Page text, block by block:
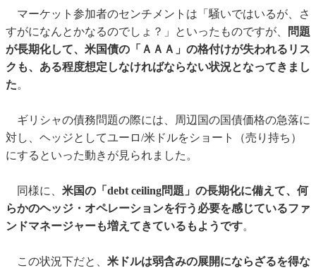
マーケット参加者のセンチメントは「騒いではいるが、さ
すがになんとかなるのでしょ？」といったものですが、
問題
が長期化して、米国債の「ＡＡＡ」の格付けが失われるリス
クも、ある程度想定しなければならない状況となってきまし
た。
ギリシャの債務問題の際には、周辺国の国債価格の急落に
対し、ヘッジとしてユーロ/米ドルをショート（売り持ち）
にするといった動きが見られました。
同様に、 米国の「debt ceiling問題」の長期化に備えて、何
らかのヘッジ・オペレーションを行う必要を感じているファ
ンドマネージャーも増えてきているもようです。
この状況下だと、 米ドルは弱含みの展開にならざるを得な